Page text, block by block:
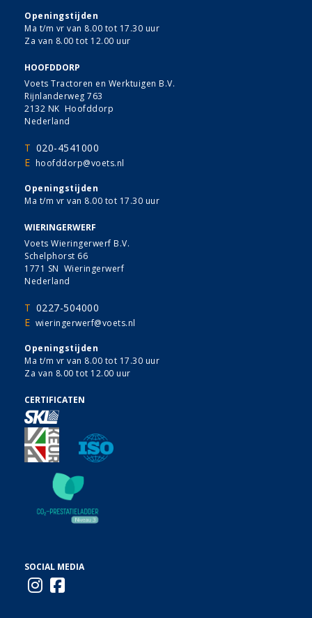
Openingstijden
Ma t/m vr van 8.00 tot 17.30 uur
Za van 8.00 tot 12.00 uur
HOOFDDORP
Voets Tractoren en Werktuigen B.V.
Rijnlanderweg 763
2132 NK Hoofddorp
Nederland
T 020-4541000
E hoofddorp@voets.nl
Openingstijden
Ma t/m vr van 8.00 tot 17.30 uur
WIERINGERWERF
Voets Wieringerwerf B.V.
Schelphorst 66
1771 SN Wieringerwerf
Nederland
T 0227-504000
E wieringerwerf@voets.nl
Openingstijden
Ma t/m vr van 8.00 tot 17.30 uur
Za van 8.00 tot 12.00 uur
CERTIFICATEN
SOCIAL MEDIA